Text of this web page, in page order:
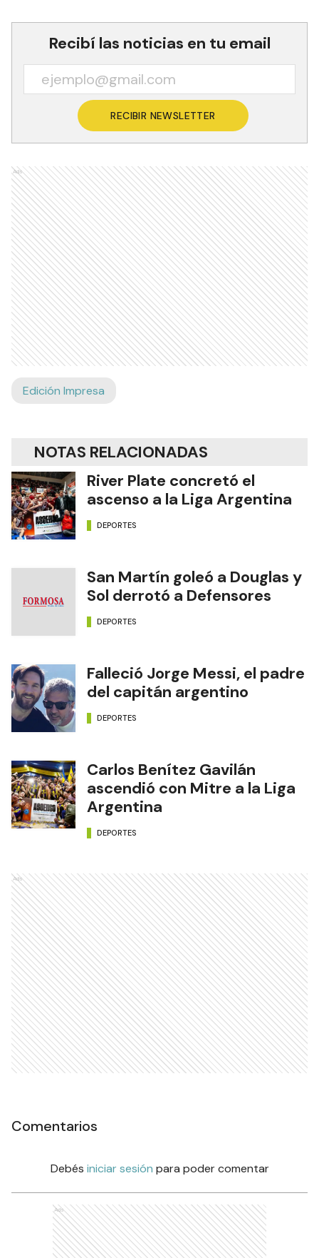
Recibí las noticias en tu email
RECIBIR NEWSLETTER
Ads
Edición Impresa
NOTAS RELACIONADAS
River Plate concretó el
ascenso a la Liga Argentina
DEPORTES
San Martín goleó a Douglas y
Sol derrotó a Defensores
DEPORTES
Falleció Jorge Messi, el padre
del capitán argentino
DEPORTES
Carlos Benítez Gavilán
ascendió con Mitre a la Liga
Argentina
DEPORTES
Ads
Comentarios
Debés iniciar sesión para poder comentar
Ads